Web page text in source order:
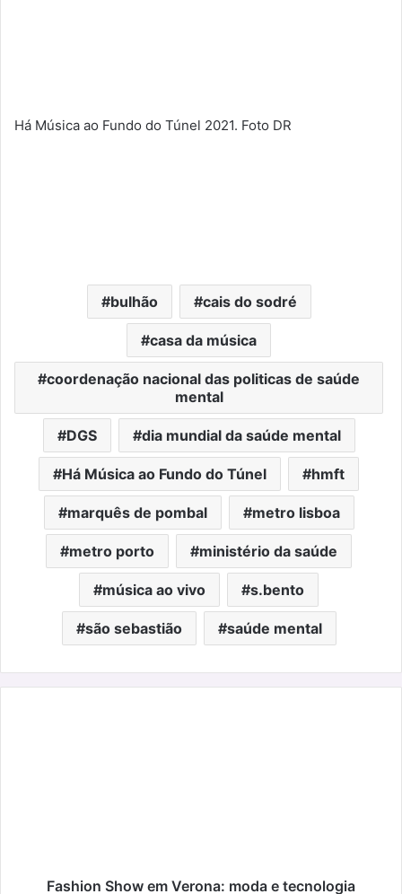
Há Música ao Fundo do Túnel 2021. Foto DR
bulhão cais do sodré
casa da música
coordenação nacional das politicas de saúde
mental
DGS dia mundial da saúde mental
Há Música ao Fundo do Túnel hmft
marquês de pombal metro lisboa
metro porto ministério da saúde
música ao vivo s.bento
são sebastião saúde mental
Fashion Show em Verona: moda e tecnologia